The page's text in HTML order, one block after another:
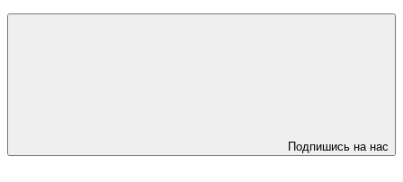
Подпишись на нас